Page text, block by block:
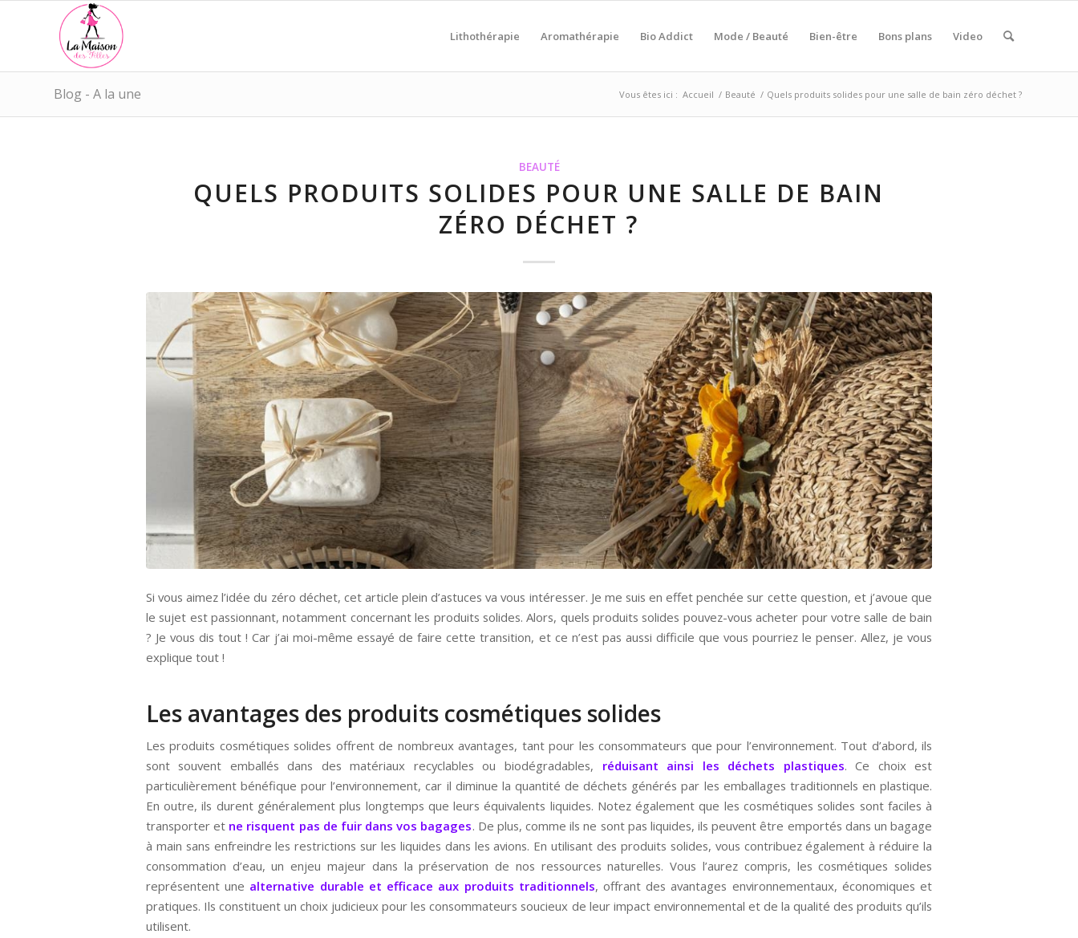
Lithothérapie Aromathérapie Bio Addict Mode / Beauté Bien-être Bons plans Video
Blog - A la une Vous êtes ici : Accueil / Beauté / Quels produits solides pour une salle de bain zéro déchet ?
BEAUTÉ
QUELS PRODUITS SOLIDES POUR UNE SALLE DE BAIN
ZÉRO DÉCHET ?
Si vous aimez l’idée du zéro déchet, cet article plein d’astuces va vous intéresser. Je me suis en effet penchée sur cette question, et j’avoue que
le sujet est passionnant, notamment concernant les produits solides. Alors, quels produits solides pouvez-vous acheter pour votre salle de bain
? Je vous dis tout ! Car j’ai moi-même essayé de faire cette transition, et ce n’est pas aussi difficile que vous pourriez le penser. Allez, je vous
explique tout !
Les avantages des produits cosmétiques solides
Les produits cosmétiques solides offrent de nombreux avantages, tant pour les consommateurs que pour l’environnement. Tout d’abord, ils
sont souvent emballés dans des matériaux recyclables ou biodégradables, réduisant ainsi les déchets plastiques. Ce choix est
particulièrement bénéfique pour l’environnement, car il diminue la quantité de déchets générés par les emballages traditionnels en plastique.
En outre, ils durent généralement plus longtemps que leurs équivalents liquides. Notez également que les cosmétiques solides sont faciles à
transporter et ne risquent pas de fuir dans vos bagages. De plus, comme ils ne sont pas liquides, ils peuvent être emportés dans un bagage
à main sans enfreindre les restrictions sur les liquides dans les avions. En utilisant des produits solides, vous contribuez également à réduire la
consommation d’eau, un enjeu majeur dans la préservation de nos ressources naturelles. Vous l’aurez compris, les cosmétiques solides
représentent une alternative durable et efficace aux produits traditionnels, offrant des avantages environnementaux, économiques et
pratiques. Ils constituent un choix judicieux pour les consommateurs soucieux de leur impact environnemental et de la qualité des produits qu’ils
utilisent.